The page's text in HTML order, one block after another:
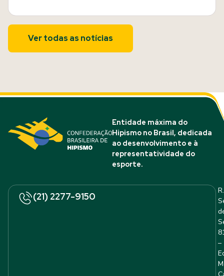
Ver todas as notícias
Entidade máxima do
Hipismo no Brasil, dedicada
ao desenvolvimento e à
representatividade do
esporte.
(21) 2277-9150
R.
–